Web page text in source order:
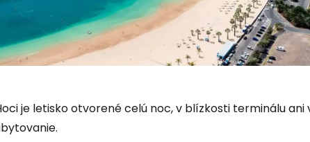
je letisko otvorené celú noc, v blízkosti terminálu
Prihláste